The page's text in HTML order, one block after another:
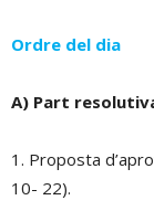
Ordre del dia
A) Part
1. Proposta
10- 22).